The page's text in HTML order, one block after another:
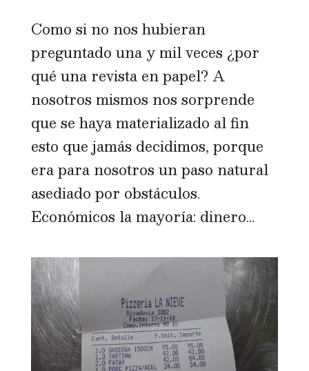
Como si no nos hubieran
preguntado una y mil veces ¿por
qué una revista en papel? A
nosotros mismos nos sorprende
que se haya materializado al fin
esto que jamás decidimos, porque
era para nosotros un paso natural
asediado por obstáculos.
Económicos la mayoría: dinero...